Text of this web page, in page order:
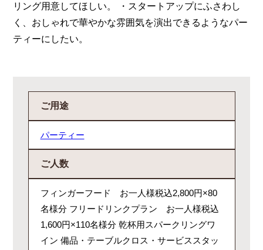
リング用意してほしい。 ・スタートアップにふさわし
く、おしゃれで華やかな雰囲気を演出できるようなパー
ティーにしたい。
ご用途
パーティー
ご人数
フィンガーフード お一人様税込2,800円×80
名様分 フリードリンクプラン お一人様税込
1,600円×110名様分 乾杯用スパークリングワ
イン 備品・テーブルクロス・サービススタッ